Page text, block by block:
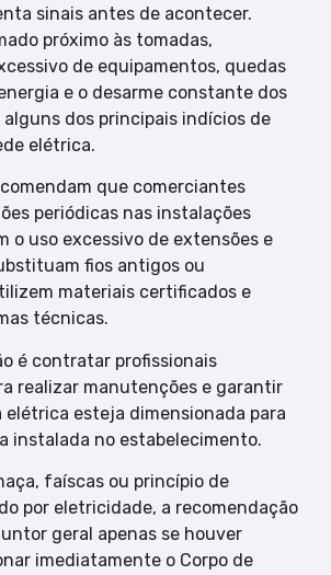
sinais antes de acontecer.
próximo às tomadas,
de equipamentos, quedas
e o desarme constante dos
dos principais indícios de
elétrica.
que comerciantes
periódicas nas instalações
o uso excessivo de extensões e
fios antigos ou
materiais certificados e
técnicas.
é contratar profissionais
realizar manutenções e garantir
esteja dimensionada para
instalada no estabelecimento.
faíscas ou princípio de
por eletricidade, a recomendação
geral apenas se houver
imediatamente o Corpo de